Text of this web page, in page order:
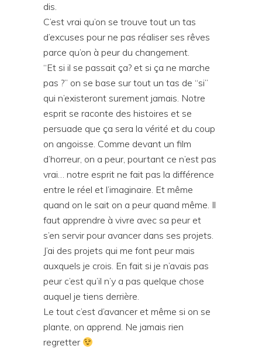
dis.
C’est vrai qu’on se trouve tout un tas
d’excuses pour ne pas réaliser ses rêves
parce qu’on à peur du changement.
“Et si il se passait ça? et si ça ne marche
pas ?” on se base sur tout un tas de “si”
qui n’existeront surement jamais. Notre
esprit se raconte des histoires et se
persuade que ça sera la vérité et du coup
on angoisse. Comme devant un film
d’horreur, on a peur, pourtant ce n’est pas
vrai… notre esprit ne fait pas la différence
entre le réel et l’imaginaire. Et même
quand on le sait on a peur quand même. Il
faut apprendre à vivre avec sa peur et
s’en servir pour avancer dans ses projets.
J’ai des projets qui me font peur mais
auxquels je crois. En fait si je n’avais pas
peur c’est qu’il n’y a pas quelque chose
auquel je tiens derrière.
Le tout c’est d’avancer et même si on se
plante, on apprend. Ne jamais rien
regretter